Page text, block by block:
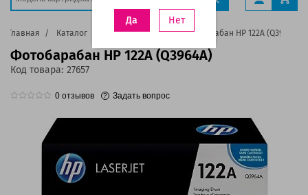
Да Нет
Главная Каталог Фотобарабаны Фотобарабан HP 122А (Q3964A)
Фотобарабан HP 122А (Q3964A)
Код товара: 27657
0 отзывов Задать вопрос